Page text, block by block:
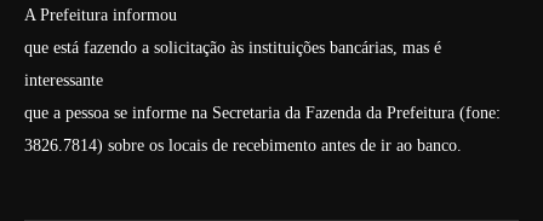
A Prefeitura informou
que está fazendo a solicitação às instituições bancárias, mas é
interessante
que a pessoa se informe na Secretaria da Fazenda da Prefeitura (fone:
3826.7814) sobre os locais de recebimento antes de ir ao banco.